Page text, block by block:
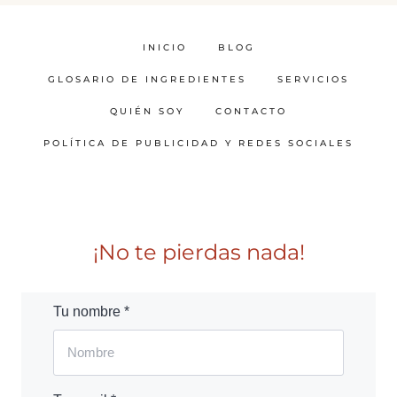
INICIO BLOG
GLOSARIO DE INGREDIENTES SERVICIOS
QUIÉN SOY CONTACTO
POLÍTICA DE PUBLICIDAD Y REDES SOCIALES
¡No te pierdas nada!
Tu nombre *